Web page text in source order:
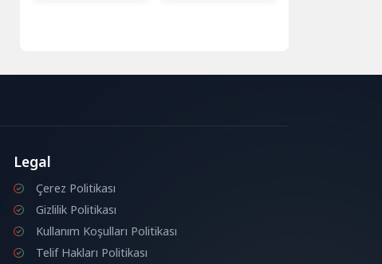
Legal
Çerez Politikası
Gizlilik Politikası
Kullanım Koşulları Politikası
Telif Hakları Politikası